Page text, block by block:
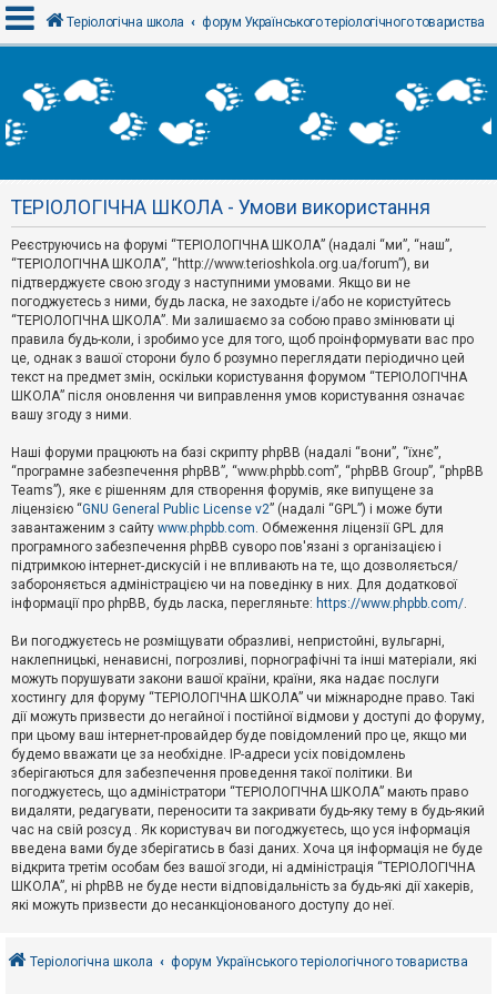
х
і
Р
є
с
т
р
а
ц
я
Т
м
и
б
е
з
в
і
д
п
о
в
д
й
А
к
т
и
в
н
т
е
м
и
о
Теріологічна школа форум Українського теріологічного товариства
ТЕРІОЛОГІЧНА ШКОЛА - Умови використання
Реєструючись на форумі “ТЕРІОЛОГІЧНА ШКОЛА” (надалі “ми”, “наш”,
“ТЕРІОЛОГІЧНА ШКОЛА”, “http://www.terioshkola.org.ua/forum”), ви
підтверджуєте свою згоду з наступними умовами. Якщо ви не
погоджуєтесь з ними, будь ласка, не заходьте і/або не користуйтесь
“ТЕРІОЛОГІЧНА ШКОЛА”. Ми залишаємо за собою право змінювати ці
правила будь-коли, і зробимо усе для того, щоб проінформувати вас про
це, однак з вашої сторони було б розумно переглядати періодично цей
текст на предмет змін, оскільки користування форумом “ТЕРІОЛОГІЧНА
ШКОЛА” після оновлення чи виправлення умов користування означає
вашу згоду з ними.
Наші форуми працюють на базі скрипту phpBB (надалі “вони”, “їхнє”,
“програмне забезпечення phpBB”, “www.phpbb.com”, “phpBB Group”, “phpBB
Teams”), яке є рішенням для створення форумів, яке випущене за
ліцензією “GNU General Public License v2” (надалі “GPL”) і може бути
завантаженим з сайту www.phpbb.com. Обмеження ліцензії GPL для
програмного забезпечення phpBB суворо пов'язані з організацією і
підтримкою інтернет-дискусій і не впливають на те, що дозволяється/
забороняється адміністрацією чи на поведінку в них. Для додаткової
інформації про phpBB, будь ласка, перегляньте: https://www.phpbb.com/.
Ви погоджуєтесь не розміщувати образливі, непристойні, вульгарні,
наклепницькі, ненависні, погрозливі, порнографічні та інші матеріали, які
можуть порушувати закони вашої країни, країни, яка надає послуги
хостингу для форуму “ТЕРІОЛОГІЧНА ШКОЛА” чи міжнародне право. Такі
дії можуть призвести до негайної і постійної відмови у доступі до форуму,
при цьому ваш інтернет-провайдер буде повідомлений про це, якщо ми
будемо вважати це за необхідне. IP-адреси усіх повідомлень
зберігаються для забезпечення проведення такої політики. Ви
погоджуєтесь, що адміністратори “ТЕРІОЛОГІЧНА ШКОЛА” мають право
видаляти, редагувати, переносити та закривати будь-яку тему в будь-який
час на свій розсуд . Як користувач ви погоджуєтесь, що уся інформація
введена вами буде зберігатись в базі даних. Хоча ця інформація не буде
відкрита третім особам без вашої згоди, ні адміністрація “ТЕРІОЛОГІЧНА
ШКОЛА”, ні phpBB не буде нести відповідальність за будь-які дії хакерів,
які можуть призвести до несанкціонованого доступу до неї.
Теріологічна школа форум Українського теріологічного товариства